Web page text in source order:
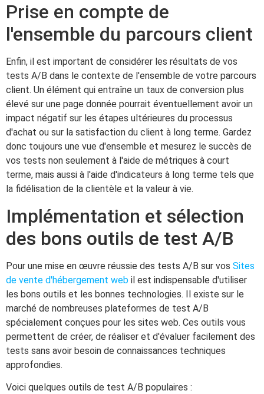
Prise en compte de
l'ensemble du parcours client
Enfin, il est important de considérer les résultats de vos
tests A/B dans le contexte de l'ensemble de votre parcours
client. Un élément qui entraîne un taux de conversion plus
élevé sur une page donnée pourrait éventuellement avoir un
impact négatif sur les étapes ultérieures du processus
d'achat ou sur la satisfaction du client à long terme. Gardez
donc toujours une vue d'ensemble et mesurez le succès de
vos tests non seulement à l'aide de métriques à court
terme, mais aussi à l'aide d'indicateurs à long terme tels que
la fidélisation de la clientèle et la valeur à vie.
Implémentation et sélection
des bons outils de test A/B
Pour une mise en œuvre réussie des tests A/B sur vos Sites
de vente d'hébergement web il est indispensable d'utiliser
les bons outils et les bonnes technologies. Il existe sur le
marché de nombreuses plateformes de test A/B
spécialement conçues pour les sites web. Ces outils vous
permettent de créer, de réaliser et d'évaluer facilement des
tests sans avoir besoin de connaissances techniques
approfondies.
Voici quelques outils de test A/B populaires :